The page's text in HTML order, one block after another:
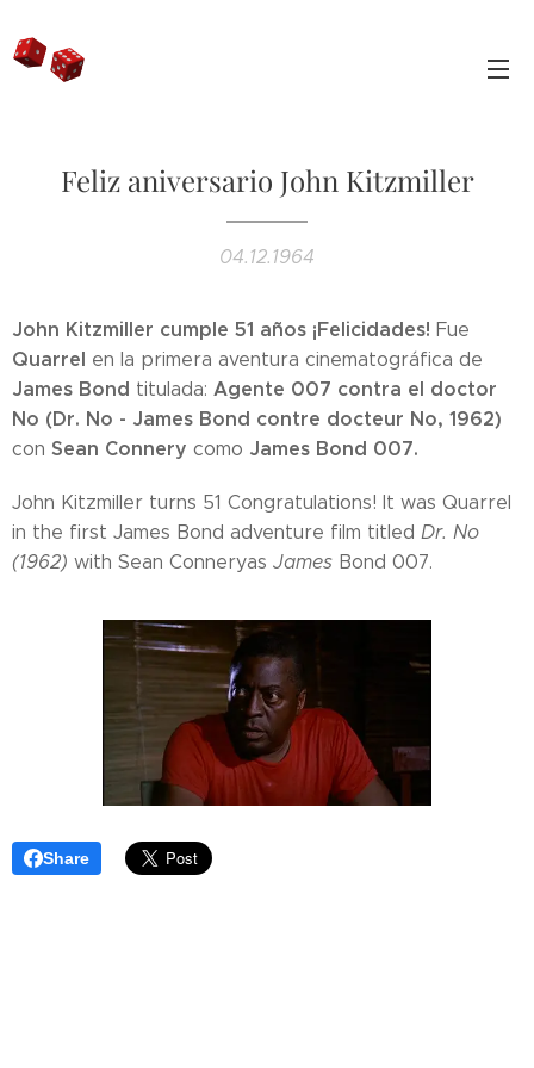
Feliz aniversario John Kitzmiller
04.12.1964
John Kitzmiller cumple 51 años ¡Felicidades! Fue
Quarrel en la primera aventura cinematográfica de
James Bond titulada: Agente 007 contra el doctor
No (Dr. No - James Bond contre docteur No, 1962)
con Sean Connery como James Bond 007.
John Kitzmiller turns 51 Congratulations! It was Quarrel
in the first James Bond adventure film titled Dr. No
(1962) with Sean Conneryas James Bond 007.
Share